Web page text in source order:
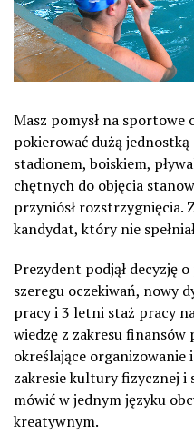
Masz pomysł na sportowe
pokierować dużą
stadionem, boiskiem,
chętnych do objęcia
przyniósł rozstrzygnięcia.
kandydat, który nie
Prezydent podjął decyzję
szeregu oczekiwań, nowy
pracy i 3 letni staż pracy
wiedzę z zakresu
określające organizowanie
zakresie kultury fizycznej
mówić w jednym języku
kreatywnym.